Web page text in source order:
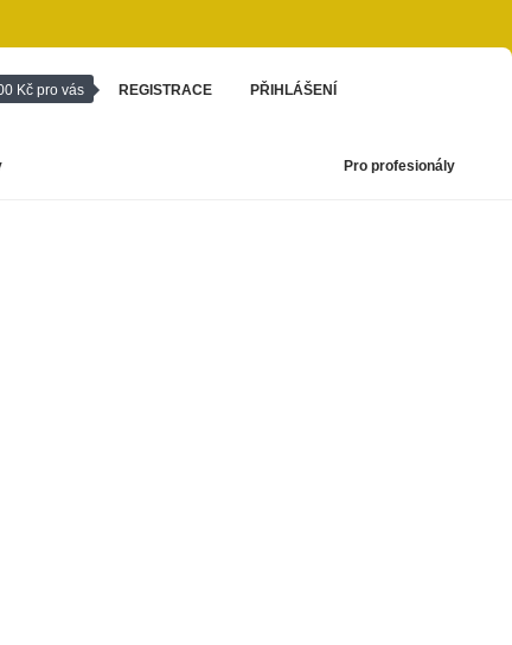
Kč pro vás REGISTRACE PŘIHLÁŠENÍ
Pro profesionály